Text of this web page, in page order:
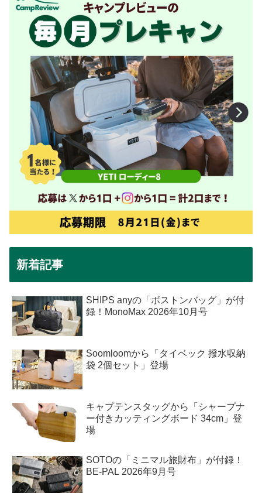
新着記事
SHIPS anyの「ボストンバッグ」が付
録！MonoMax 2026年10月号
Soomloomから「タイベック 撥水収納
袋 2個セット」登場
キャプテンスタッグから「シャープナ
ー付きカッティングボード 34cm」登
場
SOTOの「ミニマル旅財布」が付録！
BE-PAL 2026年9月号